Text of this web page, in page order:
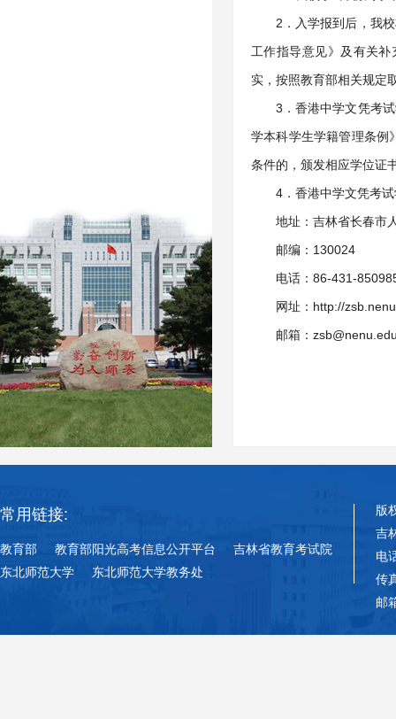
2．入学报到后，我
工作指导意见》及有关
实，按照教育部相关规定
3．香港中学文凭考
学本科学生学籍管理条例
条件的，颁发相应学位证
4．香港中学文凭考
地址：吉林省长春市
邮编：130024
电话：86-431-
网址：http://
邮箱：
常用链接:
教育部 教育部阳光高考信息公开平台
吉林省教育考试院
东北师范大学
东北师范大学教务处
版
吉
电
传
邮